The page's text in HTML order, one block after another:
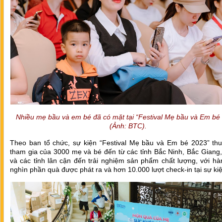
Nhiều mẹ bầu và em bé đã có mặt tại “Festival Mẹ bầu và Em bé
(Ảnh: BTC).
Theo ban tổ chức, sự kiện “Festival Mẹ bầu và Em bé 2023”
tham gia của 3000 mẹ và bé đến từ các tỉnh Bắc Ninh, Bắc
và các tỉnh lân cận đến trải nghiệm sản phẩm chất lượng, với
nghìn phần quà được phát ra và hơn 10.000 lượt check-in tại sự